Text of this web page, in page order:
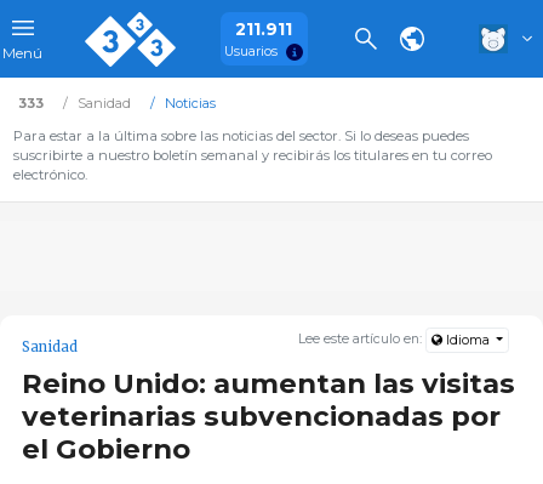
Menú
211.911
Usuarios
333 Sanidad
Noticias
Para estar a la última sobre las noticias del sector. Si lo deseas puedes
suscribirte a nuestro boletín semanal y recibirás los titulares en tu correo
electrónico.
Lee este artículo en: Idioma
Sanidad
Reino Unido: aumentan las visitas
veterinarias subvencionadas por
el Gobierno